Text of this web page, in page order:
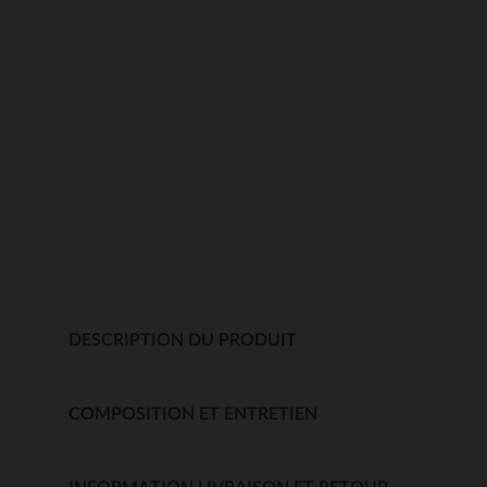
DESCRIPTION DU PRODUIT
COMPOSITION ET ENTRETIEN